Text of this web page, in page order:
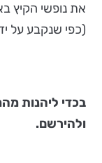
את נופשי הקיץ
(כפי שנקבע על
בכדי ליהנות
ולהירשם.